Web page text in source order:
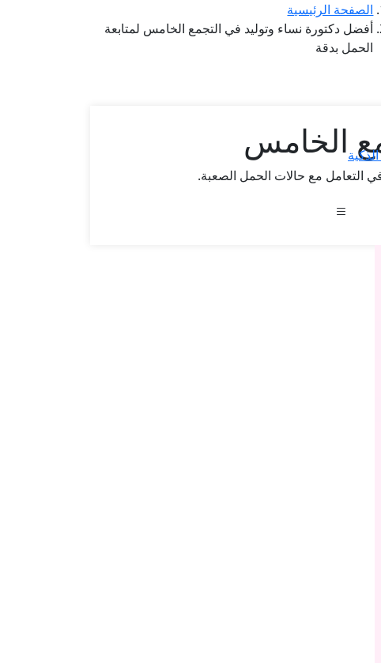
الصفحة الرئيسية
أفضل دكتورة نساء وتوليد في التجمع الخامس لمتابعة
الحمل بدقة
الخامس
التعامل مع حالات الحمل الصعبة.